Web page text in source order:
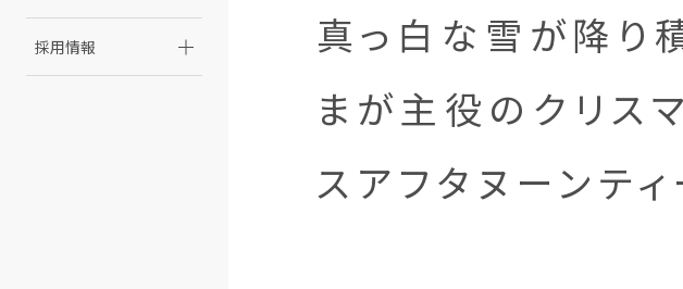
採用情報
真っ白な雪が降り
まが主役のクリス
スアフタヌーンティ